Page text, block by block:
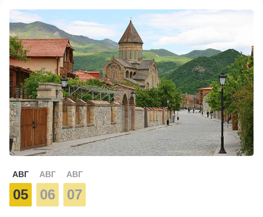
АВГ
05
АВГ
06
АВГ
07